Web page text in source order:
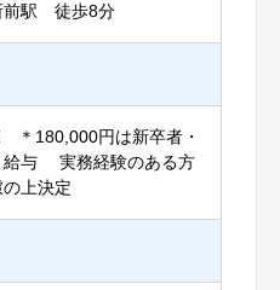
前駅 徒歩8分
＊180,000円は新卒者・
給与 実務経験のある方
上決定